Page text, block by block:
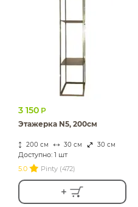
3 150 Р
Этажерка N5, 200см
200 см 30 см 30 см
Доступно: 1 шт
5.0
Pinty (472)